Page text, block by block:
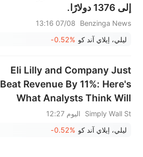
إلى 1376 دولارًا.
Benzinga News
07/08 13:16
ليلي، إيلاي آند كو -0.52%
Eli Lilly and Company Just
Beat Revenue By 11%: Here's
What Analysts Think Will
Happen Next
Simply Wall St
اليوم 12:27
ليلي، إيلاي آند كو -0.52%